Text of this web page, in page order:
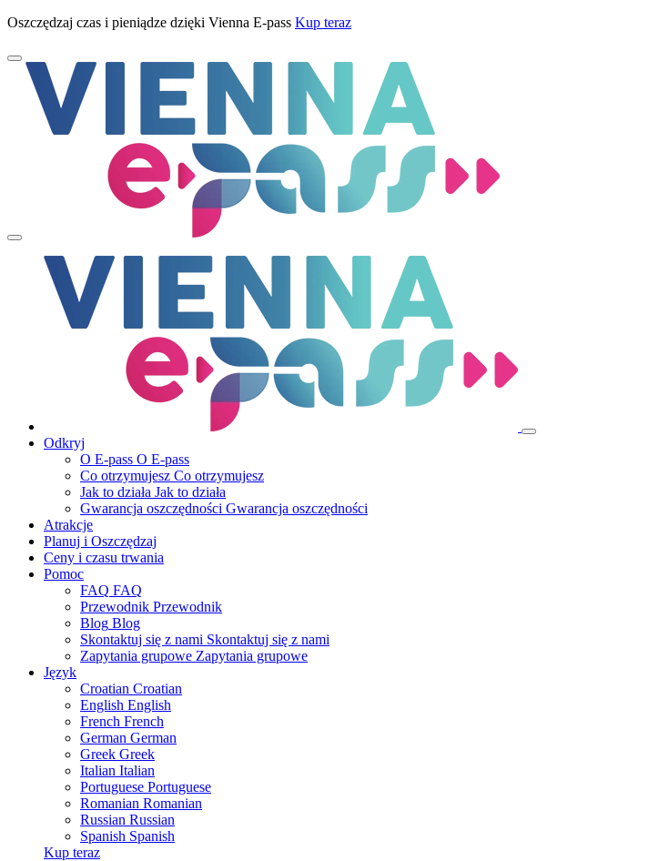
Oszczędzaj czas i pieniądze dzięki Vienna E-pass Kup teraz
Odkryj
O E-pass O E-pass
Co otrzymujesz Co otrzymujesz
Jak to działa Jak to działa
Gwarancja oszczędności Gwarancja oszczędności
Atrakcje
Planuj i Oszczędzaj
Ceny i czasu trwania
Pomoc
FAQ FAQ
Przewodnik Przewodnik
Blog Blog
Skontaktuj się z nami Skontaktuj się z nami
Zapytania grupowe Zapytania grupowe
Język
Croatian Croatian
English English
French French
German German
Greek Greek
Italian Italian
Portuguese Portuguese
Romanian Romanian
Russian Russian
Spanish Spanish
Kup teraz